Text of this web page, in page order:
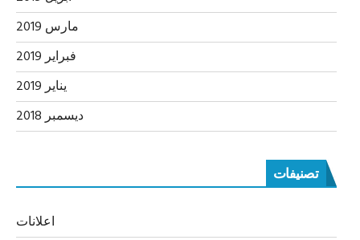
مارس 2019
فبراير 2019
يناير 2019
ديسمبر 2018
تصنيفات
اعلانات